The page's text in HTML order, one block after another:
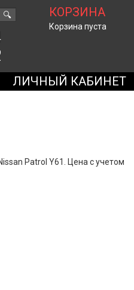
🔍 КОРЗИНА
Корзина пуста
ЛИЧНЫЙ КАБИНЕТ
Patrol Y61. Цена с учетом